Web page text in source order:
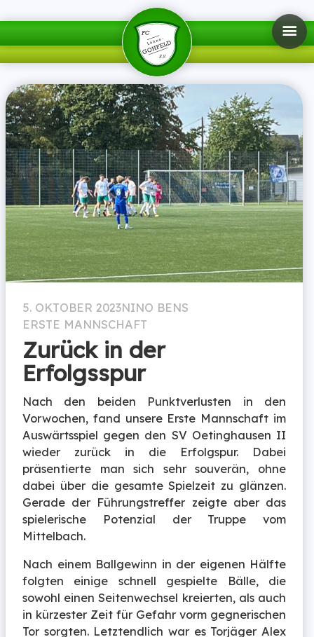
5. OKTOBER 2023NINO BENS
ERSTE MANNSCHAFT
Zurück in der
Erfolgsspur
Nach den beiden Punktverlusten in den
Vorwochen, fand unsere Erste Mannschaft im
Auswärtsspiel gegen den SV Oetinghausen II
wieder zurück in die Erfolgspur. Dabei
präsentierte man sich sehr souverän, ohne
dabei über die gesamte Spielzeit zu glänzen.
Gerade der Führungstreffer zeigte aber das
spielerische Potenzial der Truppe vom
Mittelbach.
Nach einem Ballgewinn in der eigenen Hälfte
folgten einige schnell gespielte Bälle, die
sowohl einen Seitenwechsel kreierten, als auch
in kürzester Zeit für Gefahr vorm gegnerischen
Tor sorgten. Letztendlich war es Torjäger Alex